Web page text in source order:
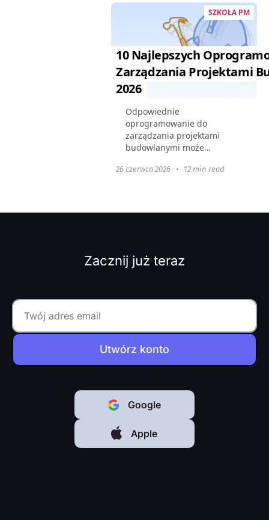
ograniczeniami...
SZKOŁA PM
10 Najlepszych
Zarządzania Projektami
2026
Odpowiednie
oprogramowanie do
zarządzania projektami
budowlanymi może
współpracę i zapewnić, że
26 czerwca 2026 • 12 min read
Zacznij już teraz
Utwórz konto
Google
Apple